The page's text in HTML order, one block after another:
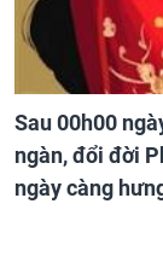
Sau 00h00
ngàn, đổi đời
ngày càng